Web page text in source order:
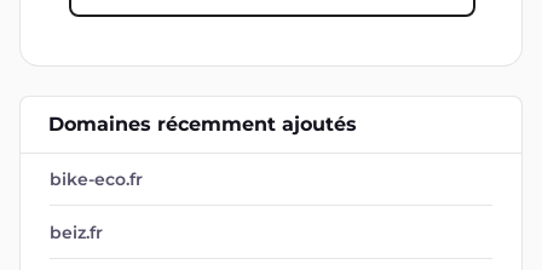
Domaines récemment ajoutés
bike-eco.fr
beiz.fr